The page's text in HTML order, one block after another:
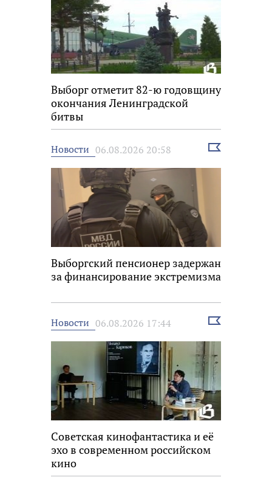
Выборг отметит 82-ю годовщину
окончания Ленинградской
битвы
Новости 06.08.2026 20:58
Выбрать
Выборгский пенсионер задержан
за финансирование экстремизма
Новости 06.08.2026 17:44
Выбрать
Советская кинофантастика и её
эхо в современном российском
кино